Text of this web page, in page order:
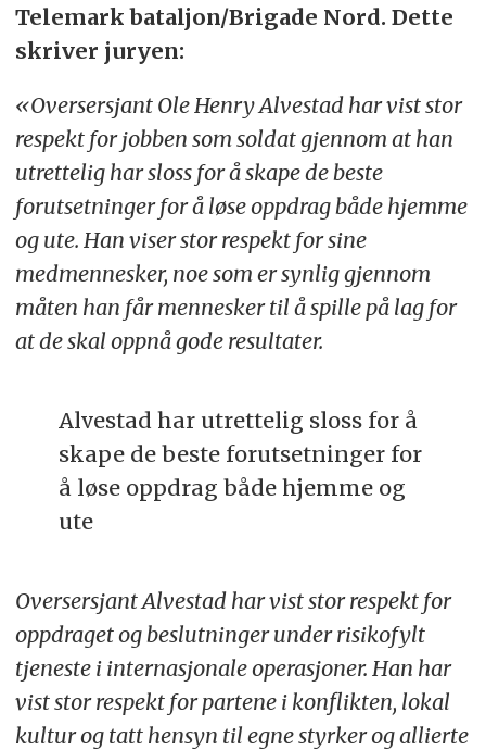
Telemarkbataljon/Brigade Nord. Dette
skriver juryen:
«Oversersjant Ole Henry Alvestad har vist stor
respekt for jobben som soldat gjennom at han
utrettelig har sloss for å skape de beste
forutsetninger for å løse oppdrag både hjemme
og ute. Han viser stor respekt for sine
medmennesker, noe som er synlig gjennom
måten han får mennesker til å spille på lag for
at de skal oppnå gode resultater.
Alvestad har utrettelig sloss for å
skape de beste forutsetninger for
å løse oppdrag både hjemme og
ute
Oversersjant Alvestad har vist stor respekt for
oppdraget og beslutninger under risikofylt
tjeneste i internasjonale operasjoner. Han har
vist stor respekt for partene i konflikten, lokal
kultur og tatt hensyn til egne styrker og allierte